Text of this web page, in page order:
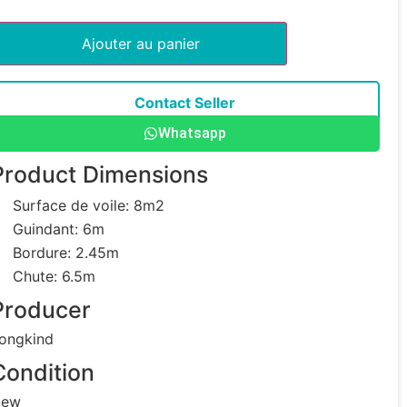
Ajouter au panier
Contact Seller
Whatsapp
Dimensions
Surface de voile: 8m2
Guindant: 6m
Bordure: 2.45m
Chute: 6.5m